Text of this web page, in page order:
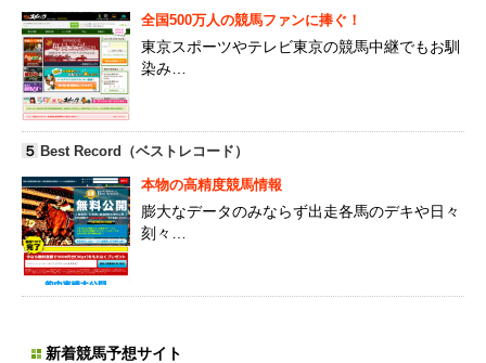
全国500万人の競馬ファンに捧ぐ！
東京スポーツやテレビ東京の競馬中継でもお馴
染み…
５ Best Record（ベストレコード）
本物の高精度競馬情報
膨大なデータのみならず出走各馬のデキや日々
刻々…
新着競馬予想サイト